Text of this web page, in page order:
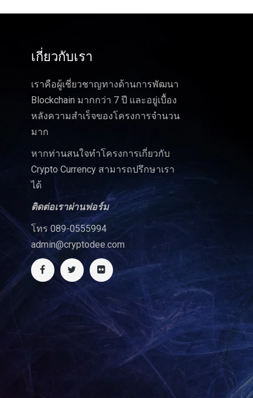
เกี่ยวกับเรา
เราคือผู้เชี่ยวชาญทางด้านการพัฒนา
Blockchain มากกว่า 7 ปี และอยู่เบื้อง
หลังความสำเร็จของโครงการจำนวน
มาก
หากท่านสนใจทำโครงการเกี่ยวกับ
Crypto Currency สามารถปรึกษาเรา
ได้
ติดต่อเราผ่านฟอร์ม
โทร 089-0555994
admin@cryptodee.com